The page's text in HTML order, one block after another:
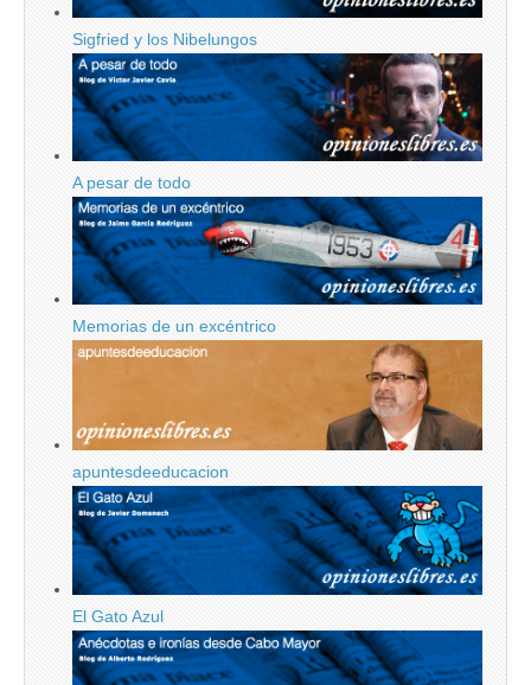
Sigfried y los Nibelungos
A pesar de todo
Memorias de un excéntrico
apuntesdeeducacion
El Gato Azul